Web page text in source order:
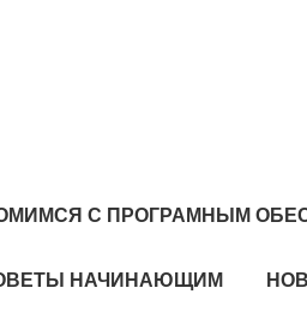
С ПРОГРАМНЫМ
НАЧИНАЮЩИМ